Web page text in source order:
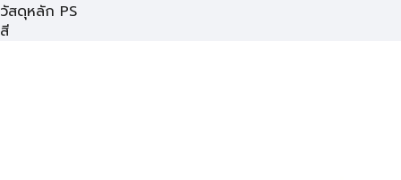
วัสดุหลัก PS
สี